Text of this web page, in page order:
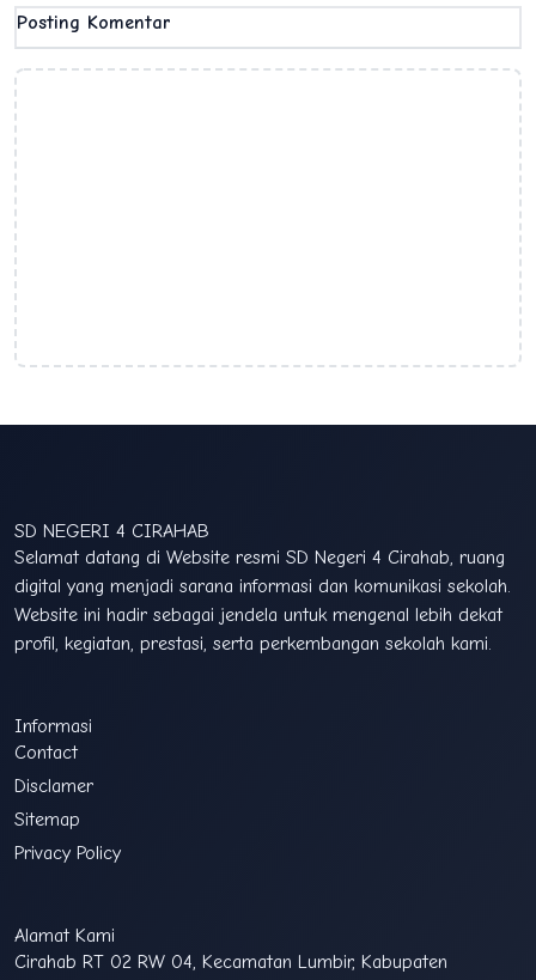
Posting Komentar
SD NEGERI 4 CIRAHAB
Selamat datang di Website resmi SD Negeri 4 Cirahab, ruang
digital yang menjadi sarana informasi dan komunikasi sekolah.
Website ini hadir sebagai jendela untuk mengenal lebih dekat
profil, kegiatan, prestasi, serta perkembangan sekolah kami.
Informasi
Contact
Disclamer
Sitemap
Privacy Policy
Alamat Kami
Cirahab RT 02 RW 04, Kecamatan Lumbir, Kabupaten